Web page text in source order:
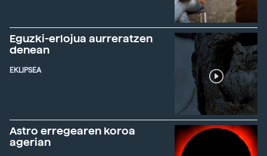
Eguzki-erlojua aurreratzen
denean
EKLIPSEA
Astro erregearen koroa
agerian